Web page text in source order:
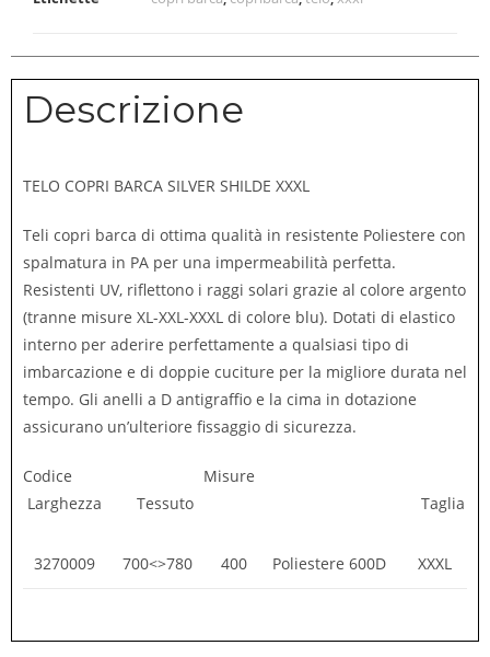
Descrizione
TELO COPRI BARCA SILVER SHILDE XXXL
Teli copri barca di ottima qualità in resistente Poliestere con
spalmatura in PA per una impermeabilità perfetta.
Resistenti UV, riflettono i raggi solari grazie al colore argento
(tranne misure XL-XXL-XXXL di colore blu). Dotati di elastico
interno per aderire perfettamente a qualsiasi tipo di
imbarcazione e di doppie cuciture per la migliore durata nel
tempo. Gli anelli a D antigraffio e la cima in dotazione
assicurano un’ulteriore fissaggio di sicurezza.
Codice Misure
Larghezza Tessuto Taglia
3270009 700<>780 400 Poliestere 600D XXXL